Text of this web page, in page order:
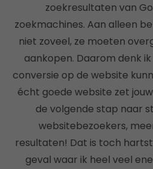
zoekresultaten van
zoekmachines. Aan alleen
niet zoveel, ze moeten
aankopen. Daarom denk
conversie op de website
écht goede website zet
de volgende stap naar
websitebezoekers,
resultaten! Dat is toch
geval waar ik heel veel